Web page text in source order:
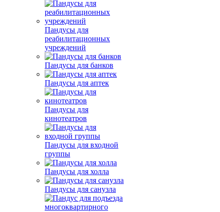
Пандусы для
реабилитационных
учреждений
Пандусы для банков
Пандусы для аптек
Пандусы для
кинотеатров
Пандусы для входной
группы
Пандусы для холла
Пандусы для санузла